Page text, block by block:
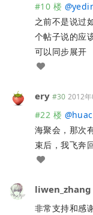
#10 楼 @
之前不是说过
个帖子说的应
可以同步展开
ery #30 2012
#22 楼 @
海聚会，那次
束后，我飞奔
liwen_zhang
非常支持和感